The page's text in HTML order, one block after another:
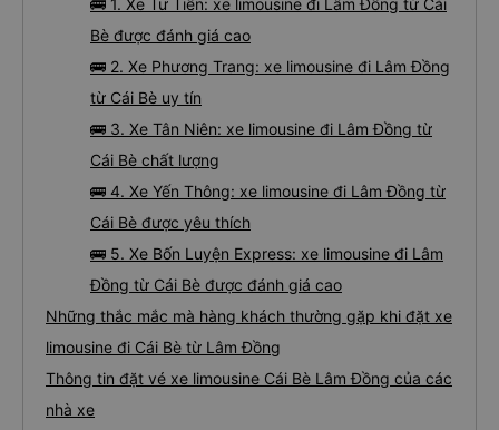
🚌 1. Xe Tư Tiến: xe limousine đi Lâm Đồng từ Cái
Bè được đánh giá cao
🚌 2. Xe Phương Trang: xe limousine đi Lâm Đồng
từ Cái Bè uy tín
🚌 3. Xe Tân Niên: xe limousine đi Lâm Đồng từ
Cái Bè chất lượng
🚌 4. Xe Yến Thông: xe limousine đi Lâm Đồng từ
Cái Bè được yêu thích
🚌 5. Xe Bốn Luyện Express: xe limousine đi Lâm
Đồng từ Cái Bè được đánh giá cao
Những thắc mắc mà hàng khách thường gặp khi đặt xe
limousine đi Cái Bè từ Lâm Đồng
Thông tin đặt vé xe limousine Cái Bè Lâm Đồng của các
nhà xe